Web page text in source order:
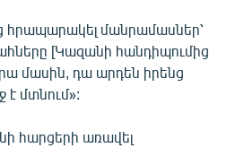
հրապարակել մանրամասներ՝
[Կազանի հանդիպումից
մասին, դա արդեն իրենց
է մտնում»:
հարցերի առավել